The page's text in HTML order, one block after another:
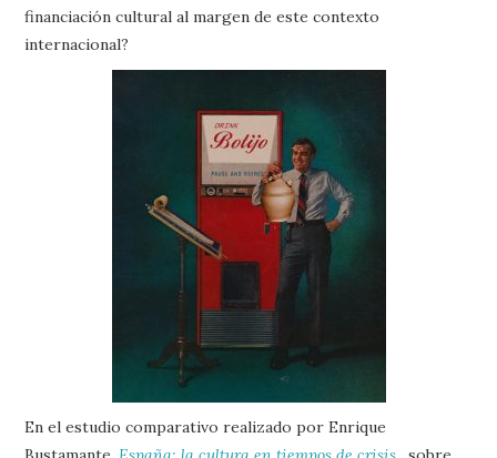
financiación cultural al margen de este contexto
internacional?
En el estudio comparativo realizado por Enrique